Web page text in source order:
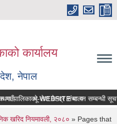
कार्यालय
नेपाल
WEBSITE मा यहाँहरुलाई
भू-सेवा केन्द्र संचालन सम्बन्धी
खरिद नियमावली, २०८० » Pages that